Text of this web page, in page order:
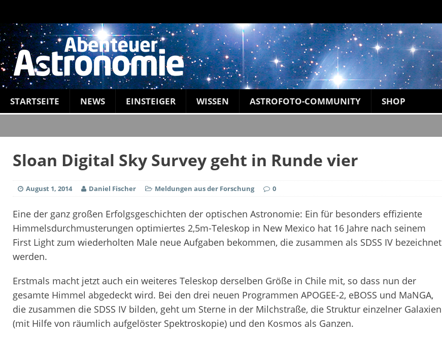
STARTSEITE NEWS EINSTEIGER WISSEN ASTROFOTO-COMMUNITY SHOP
Sloan Digital Sky Survey geht in Runde vier
August 1, 2014 Daniel Fischer Meldungen aus der Forschung 0
Eine der ganz großen Erfolgsgeschichten der optischen Astronomie: Ein für besonders effiziente
Himmelsdurchmusterungen optimiertes 2,5m-Teleskop in New Mexico hat 16 Jahre nach seinem
First Light zum wiederholten Male neue Aufgaben bekommen, die zusammen als SDSS IV bezeichnet
werden.
Erstmals macht jetzt auch ein weiteres Teleskop derselben Größe in Chile mit, so dass nun der
gesamte Himmel abgedeckt wird. Bei den drei neuen Programmen APOGEE-2, eBOSS und MaNGA,
die zusammen die SDSS IV bilden, geht um Sterne in der Milchstraße, die Struktur einzelner Galaxien
(mit Hilfe von räumlich aufgelöster Spektroskopie) und den Kosmos als Ganzen.